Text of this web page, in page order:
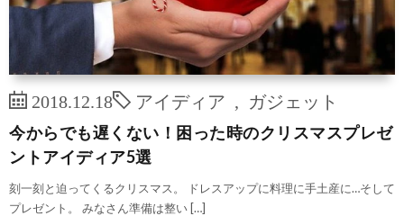
2018.12.18 アイディア ガジェット
今からでも遅くない！困った時のクリスマスプレゼ
ントアイディア5選
刻一刻と迫ってくるクリスマス。 ドレスアップに料理に手土産に…そして
プレゼント。 みなさん準備は整い […]